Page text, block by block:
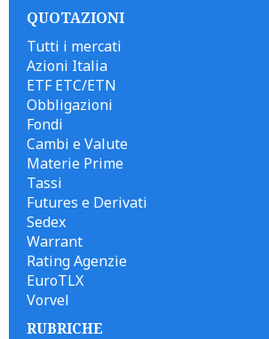
QUOTAZIONI
Tutti i mercati
Azioni Italia
ETF ETC/ETN
Obbligazioni
Fondi
Cambi e Valute
Materie Prime
Tassi
Futures e Derivati
Sedex
Warrant
Rating Agenzie
EuroTLX
Vorvel
RUBRICHE